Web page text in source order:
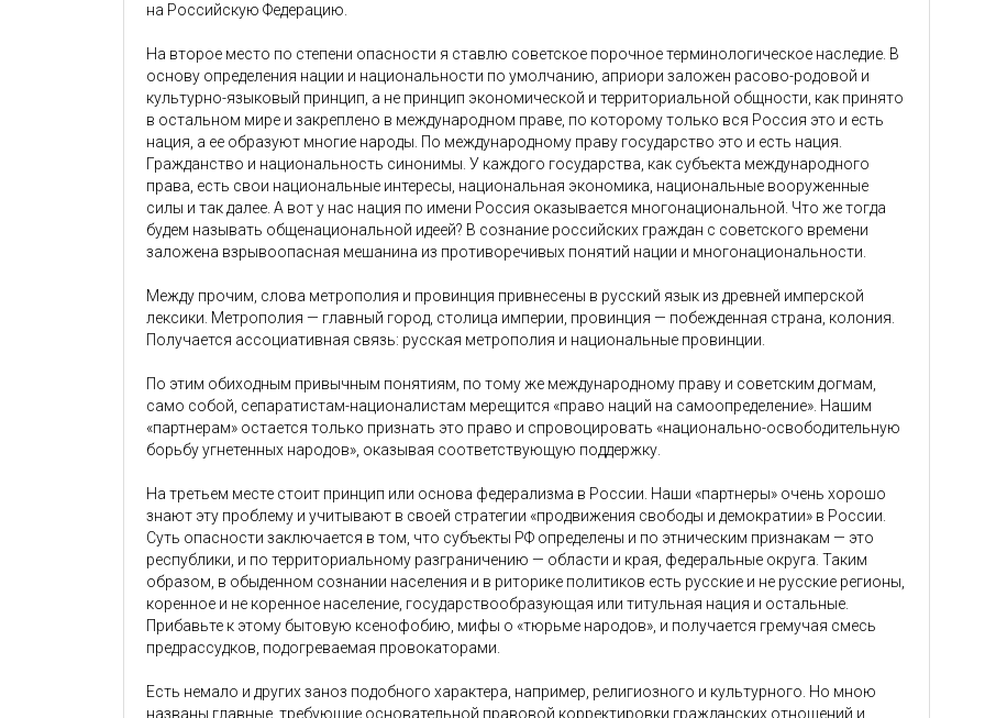
на Российскую Федерацию.
На второе место по степени опасности я ставлю советское порочное терминологическое наследие. В
основу определения нации и национальности по умолчанию, априори заложен расово-родовой и
культурно-языковый принцип, а не принцип экономической и территориальной общности, как принято
в остальном мире и закреплено в международном праве, по которому только вся Россия это и есть
нация, а ее образуют многие народы. По международному праву государство это и есть нация.
Гражданство и национальность синонимы. У каждого государства, как субъекта международного
права, есть свои национальные интересы, национальная экономика, национальные вооруженные
силы и так далее. А вот у нас нация по имени Россия оказывается многонациональной. Что же тогда
будем называть общенациональной идеей? В сознание российских граждан с советского времени
заложена взрывоопасная мешанина из противоречивых понятий нации и многонациональности.
Между прочим, слова метрополия и провинция привнесены в русский язык из древней имперской
лексики. Метрополия — главный город, столица империи, провинция — побежденная страна, колония.
Получается ассоциативная связь: русская метрополия и национальные провинции.
По этим обиходным привычным понятиям, по тому же международному праву и советским догмам,
само собой, сепаратистам-националистам мерещится «право наций на самоопределение». Нашим
«партнерам» остается только признать это право и спровоцировать «национально-освободительную
борьбу угнетенных народов», оказывая соответствующую поддержку.
На третьем месте стоит принцип или основа федерализма в России. Наши «партнеры» очень хорошо
знают эту проблему и учитывают в своей стратегии «продвижения свободы и демократии» в России.
Суть опасности заключается в том, что субъекты РФ определены и по этническим признакам — это
республики, и по территориальному разграничению — области и края, федеральные округа. Таким
образом, в обыденном сознании населения и в риторике политиков есть русские и не русские регионы,
коренное и не коренное население, государствообразующая или титульная нация и остальные.
Прибавьте к этому бытовую ксенофобию, мифы о «тюрьме народов», и получается гремучая смесь
предрассудков, подогреваемая провокаторами.
Есть немало и других заноз подобного характера, например, религиозного и культурного. Но мною
названы главные, требующие основательной правовой корректировки гражданских отношений и